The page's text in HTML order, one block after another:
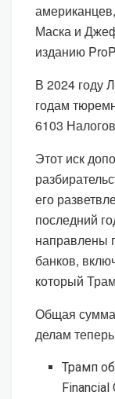
Маска и
изданию
В 2024 году
годам
6103
Этот иск
его
последний
направлены
банков,
который
Общая
делам
Трамп
Financial